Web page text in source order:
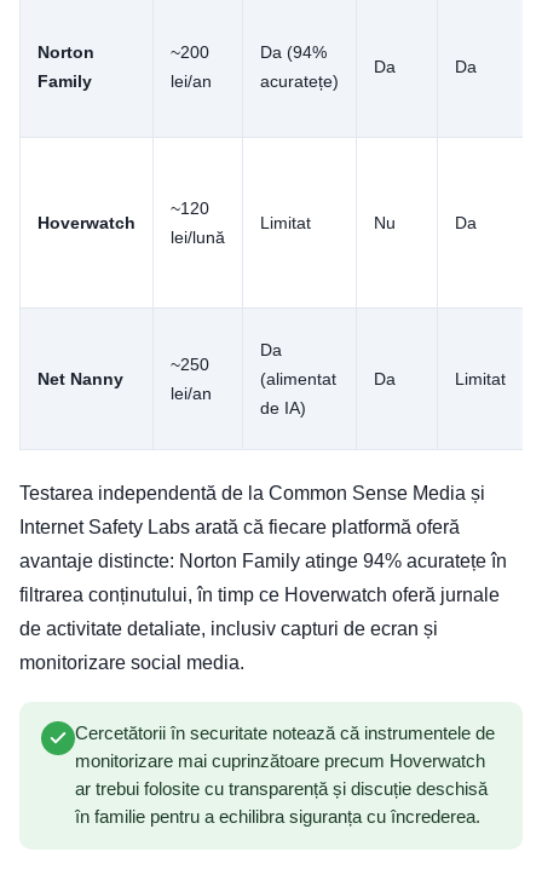
Norton
Family
~200
lei/an
Da (94%
acuratețe)
Da Da
Hoverwatch
~120
lei/lună
Limitat Nu Da
Net Nanny
~250
lei/an
Da
(alimentat
de IA)
Da Limitat
Testarea independentă de la Common Sense Media și
Internet Safety Labs arată că fiecare platformă oferă
avantaje distincte: Norton Family atinge 94% acuratețe în
filtrarea conținutului, în timp ce Hoverwatch oferă jurnale
de activitate detaliate, inclusiv capturi de ecran și
monitorizare social media.
Cercetătorii în securitate notează că instrumentele de
monitorizare mai cuprinzătoare precum Hoverwatch
ar trebui folosite cu transparență și discuție deschisă
în familie pentru a echilibra siguranța cu încrederea.